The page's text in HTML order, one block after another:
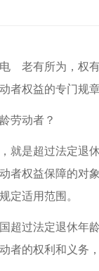
老有所为，权有
者权益的专门规章
劳动者？
就是超过法定退
者权益保障的对
定适用范围。
超过法定退休年
者的权利和义务